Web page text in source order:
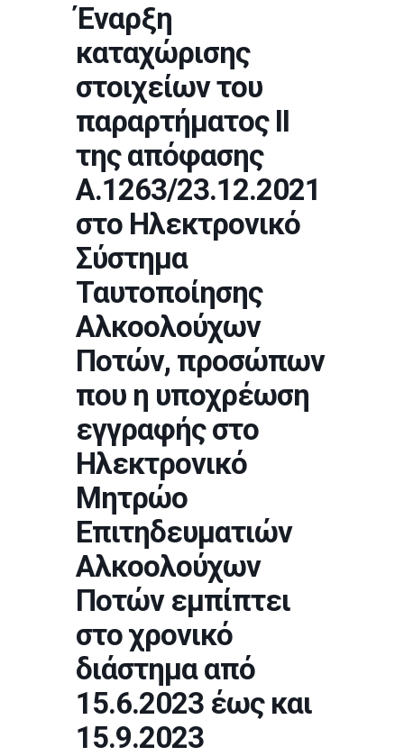
Έναρξη
καταχώρισης
στοιχείων του
παραρτήματος ΙΙ
της απόφασης
Α.1263/23.12.2021
στο Ηλεκτρονικό
Σύστημα
Ταυτοποίησης
Αλκοολούχων
Ποτών, προσώπων
που η υποχρέωση
εγγραφής στο
Ηλεκτρονικό
Μητρώο
Επιτηδευματιών
Αλκοολούχων
Ποτών εμπίπτει
στο χρονικό
διάστημα από
15.6.2023 έως και
15.9.2023